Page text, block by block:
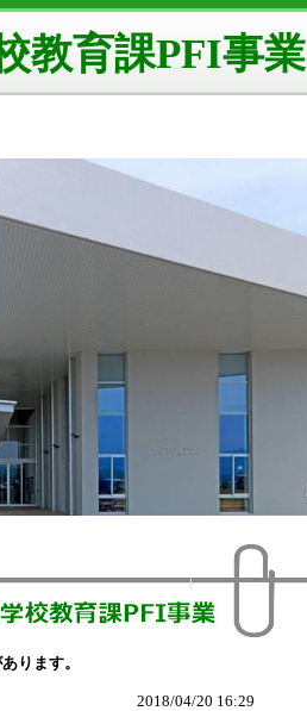
教育課PFI事業
ります。
2018/04/20 16:29